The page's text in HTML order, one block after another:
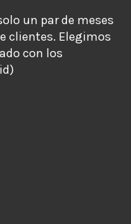
un par de meses
clientes. Elegimos
con los